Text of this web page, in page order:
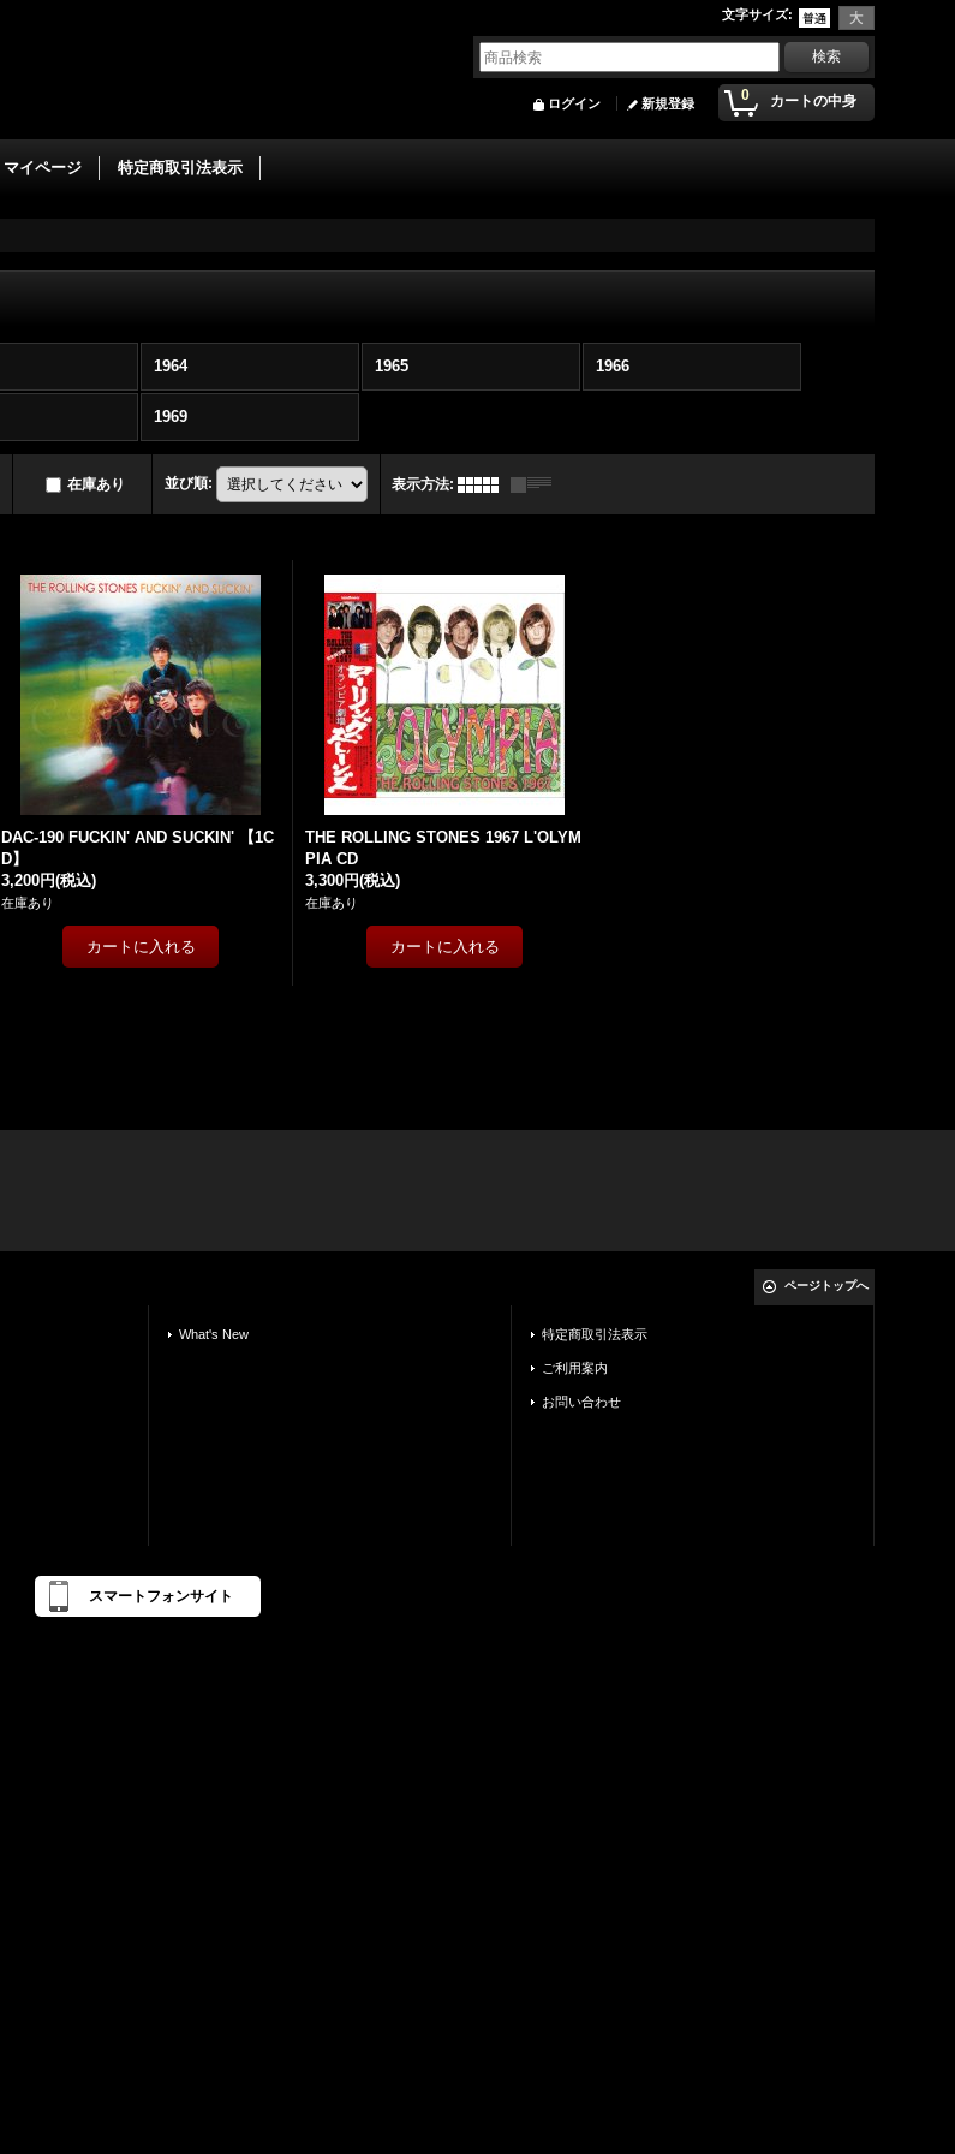
文字サイズ:
0 カートの中身
ログイン 新規登録
マイページ 特定商取引法表示
1964 1965 1966
1969
在庫あり 並び順: 表示方法:
DAC-190 FUCKIN' AND SUCKIN' 【1C
D】
3,200円(税込)
在庫あり
THE ROLLING STONES 1967 L'OLYM
PIA CD
3,300円(税込)
在庫あり
ページトップへ
What's New 特定商取引法表示
ご利用案内
お問い合わせ
スマートフォンサイト